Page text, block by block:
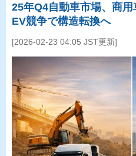
25年Q4自動車市場、商
EV競争で構造転換へ
[2026-02-23 04:05 JST更新]